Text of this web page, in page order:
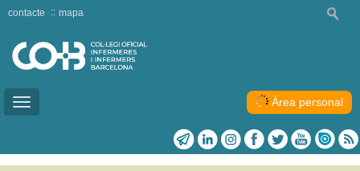
Toggle
contacte mapa
Àrea personal